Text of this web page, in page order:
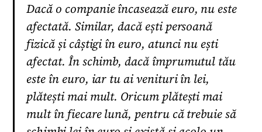
Dacă o companie încasează euro, nu este
afectată. Similar, dacă ești persoană
fizică și câștigi în euro, atunci nu ești
afectat. În schimb, dacă împrumutul tău
este în euro, iar tu ai venituri în lei,
plătești mai mult. Oricum plătești mai
mult în fiecare lună, pentru că trebuie să